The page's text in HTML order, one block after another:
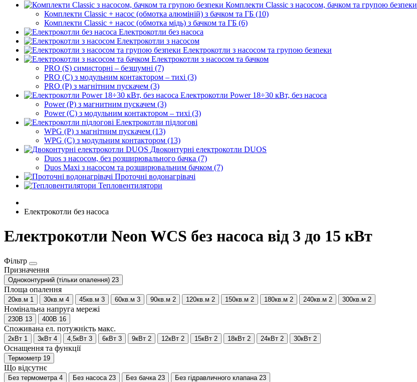
Комплекти Classic з насосом, бачком та групою безпеки
Комплекти Classic + насос (обмотка алюміній) з бачком та ГБ (10)
Комплекти Classic + насос (обмотка мідь) з бачком та ГБ (6)
Електрокотли без насоса
Електрокотли з насосом
Електрокотли з насосом та групою безпеки
Електрокотли з насосом та бачком
PRO (S) симисторні – безшумні (7)
PRO (C) з модульним контактором – тихі (3)
PRO (P) з магнітним пускачем (3)
Електрокотли Power 18÷30 кВт, без насоса
Power (P) з магнитним пускачем (3)
Power (C) з модульним контактором – тихі (3)
Електрокотли підлогові
WPG (P) з магнітним пускачем (13)
WPG (C) з модульним контактором (13)
Двоконтурні електрокотли DUOS
Duos з насосом, без розширювального бачка (7)
Duos Maxi з насосом та розширювальним бачком (7)
Проточні водонагрівачі
Тепловентилятори
Електрокотли без насоса
Електрокотли Neon WCS без насоса від 3 до 15 кВт
Фільтр
Призначення
Одноконтурний (тільки опалення) 23
Площа опалення
20кв.м 1 30кв.м 4 45кв.м 3 60кв.м 3 90кв.м 2 120кв.м 2 150кв.м 2 180кв.м 2 240кв.м 2 300кв.м 2
Номінальна напруга мережі
230В 13 400В 16
Споживана ел. потужність макс.
2кВт 1 3кВт 4 4,5кВт 3 6кВт 3 9кВт 2 12кВт 2 15кВт 2 18кВт 2 24кВт 2 30кВт 2
Оснащення та функції
Термометр 19
Що відсутнє
Без термометра 4 Без насоса 23 Без бачка 23 Без гідравличного клапана 23